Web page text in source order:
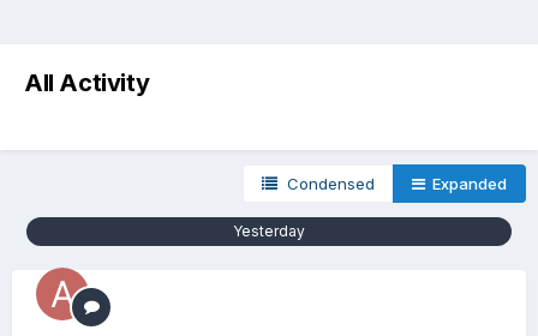
All Activity
Condensed Expanded
Yesterday